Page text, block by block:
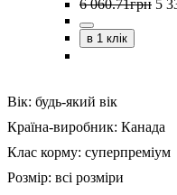
6 060.71грн 5
в 1 клік
Вік: будь-який вік
Країна-виробник: Канада
Клас корму: суперпреміум
Розмір: всі розміри